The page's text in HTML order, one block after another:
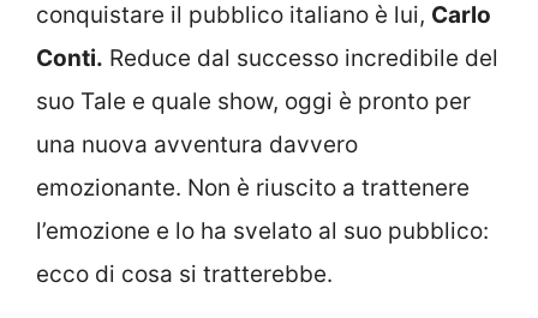
conquistare il pubblico italiano è lui, Carlo
Conti. Reduce dal successo incredibile del
suo Tale e quale show, oggi è pronto per
una nuova avventura davvero
emozionante. Non è riuscito a trattenere
l’emozione e lo ha svelato al suo pubblico:
ecco di cosa si tratterebbe.